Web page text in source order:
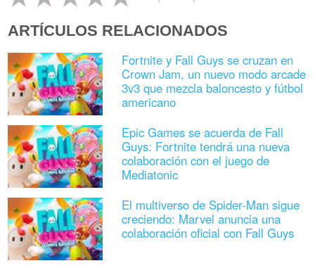
ARTÍCULOS RELACIONADOS
Fortnite y Fall Guys se cruzan en
Crown Jam, un nuevo modo arcade
3v3 que mezcla baloncesto y fútbol
americano
Epic Games se acuerda de Fall
Guys: Fortnite tendrá una nueva
colaboración con el juego de
Mediatonic
El multiverso de Spider-Man sigue
creciendo: Marvel anuncia una
colaboración oficial con Fall Guys